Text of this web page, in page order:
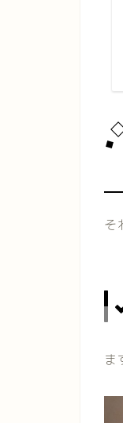
そ
ま